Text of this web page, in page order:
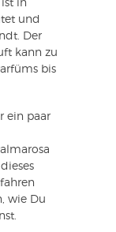
in
und
Der
kann zu
bis
ein paar
wie Du